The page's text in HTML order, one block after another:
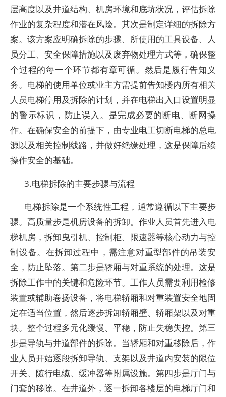
层高度以及井道结构、机房环境和底坑状况，评估拆除
作业的复杂程度和潜在风险。其次是制定详细的拆除方
案。该方案应明确拆除的步骤、所使用的工具设备、人
员分工、安全保障措施以及废弃物处理方式等，确保整
个过程的每一个环节都有章可循。然后是履行告知义
务。电梯的使用单位或业主方需提前告知楼内所有相关
人员电梯停用及拆除的计划，并在电梯出入口设置明显
的警示标识，防止误入。是完成必要的断电、断网操
作。在确保安全的前提下，由专业电工切断电梯的总电
源以及相关控制线路，并做好绝缘处理，这是保障后续
操作安全的基础。
3.电梯拆除的主要步骤与流程
电梯拆除是一个系统性工程，通常遵循以下主要步
骤。高质量步是机房设备的拆卸。作业人员首先进入电
梯机房，拆卸曳引机、控制柜、限速器等核心动力与控
制设备。在拆卸过程中，需注意对重型部件的吊装安
全，防止坠落。第二步是轿厢与对重系统的处理。这是
拆除工作中的关键和危险环节。工作人员需要利用检修
装置或辅助卷扬设备，将电梯轿厢和对重装置安全地固
定在适当位置，然后逐步拆卸轿厢壁、轿厢架以及对重
块。整个过程多元化缓慢、平稳，防止失稳失控。第三
步是导轨与井道部件的拆除。当轿厢和对重移除后，作
业人员开始逐段拆卸导轨、支架以及井道内安装的限位
开关、随行电缆、缓冲器等附属设施。第四步是厅门与
门套的移除。在井道外，逐一拆卸各楼层的电梯厅门和